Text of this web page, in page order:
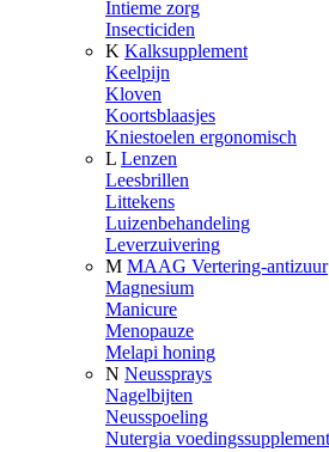
Intieme zorg
Insecticiden
K Kalksupplement
Keelpijn
Kloven
Koortsblaasjes
Kniestoelen ergonomisch
L Lenzen
Leesbrillen
Littekens
Luizenbehandeling
Leverzuivering
M MAAG Vertering-antizuur
Magnesium
Manicure
Menopauze
Melapi honing
N Neussprays
Nagelbijten
Neusspoeling
Nutergia